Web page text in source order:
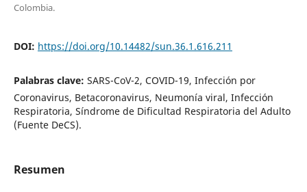
Colombia.
DOI: https://doi.org/10.14482/sun.36.1.616.211
Palabras clave: SARS-CoV-2, COVID-19, Infección por
Coronavirus, Betacoronavirus, Neumonía viral, Infección
Respiratoria, Síndrome de Dificultad Respiratoria del Adulto
(Fuente DeCS).
Resumen